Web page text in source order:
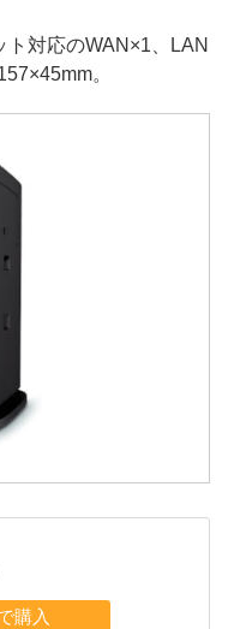
対応のWAN×1、LAN
。